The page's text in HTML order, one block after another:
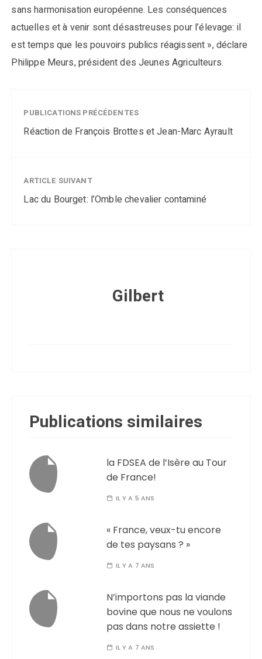
sans harmonisation européenne. Les conséquences
actuelles et à venir sont désastreuses pour l’élevage: il
est temps que les pouvoirs publics réagissent », déclare
Philippe Meurs, président des Jeunes Agriculteurs.
PUBLICATIONS PRÉCÉDENTES
Réaction de François Brottes et Jean-Marc Ayrault
ARTICLE SUIVANT
Lac du Bourget: l’Omble chevalier contaminé
Gilbert
Publications similaires
la FDSEA de l’Isère au Tour
de France!
IL Y A 5 ANS
« France, veux-tu encore
de tes paysans ? »
IL Y A 7 ANS
N’importons pas la viande
bovine que nous ne voulons
pas dans notre assiette !
IL Y A 7 ANS